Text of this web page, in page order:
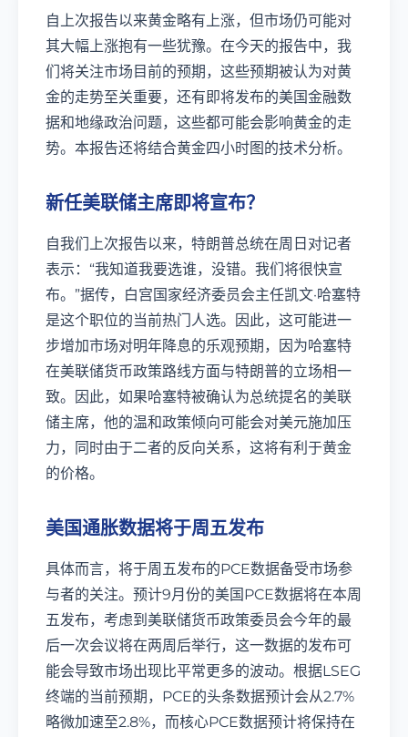
自上次报告以来黄金略有上涨，但市场仍可能对
其大幅上涨抱有一些犹豫。在今天的报告中，我
们将关注市场目前的预期，这些预期被认为对黄
金的走势至关重要，还有即将发布的美国金融数
据和地缘政治问题，这些都可能会影响黄金的走
势。本报告还将结合黄金四小时图的技术分析。
新任美联储主席即将宣布？
自我们上次报告以来，特朗普总统在周日对记者
表示：“我知道我要选谁，没错。我们将很快宣
布。”据传，白宫国家经济委员会主任凯文·哈塞特
是这个职位的当前热门人选。因此，这可能进一
步增加市场对明年降息的乐观预期，因为哈塞特
在美联储货币政策路线方面与特朗普的立场相一
致。因此，如果哈塞特被确认为总统提名的美联
储主席，他的温和政策倾向可能会对美元施加压
力，同时由于二者的反向关系，这将有利于黄金
的价格。
美国通胀数据将于周五发布
具体而言，将于周五发布的PCE数据备受市场参
与者的关注。预计9月份的美国PCE数据将在本周
五发布，考虑到美联储货币政策委员会今年的最
后一次会议将在两周后举行，这一数据的发布可
能会导致市场出现比平常更多的波动。根据LSEG
终端的当前预期，PCE的头条数据预计会从2.7%
略微加速至2.8%，而核心PCE数据预计将保持在